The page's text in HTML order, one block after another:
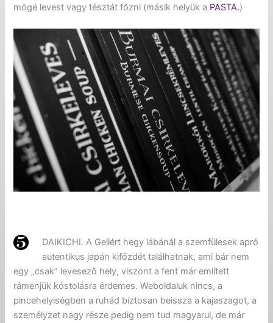
mögé levest vagy tésztát főzni (másik helyük a PASTA.)
DAIKICHI. A Gellért hegy lábánál a szemfülesek apró
autentikus japán kifőzdét találhatnak, ami bár nem
egy „csak” levesező hely, viszont a fent már említett
rámenjük kóstolásra érdemes. Weboldaluk nincs, a
pincehelyiségben a ruhád biztosan beissza a kajaszagot, a
személyzet nagy része pedig nem tud magyarul, de már